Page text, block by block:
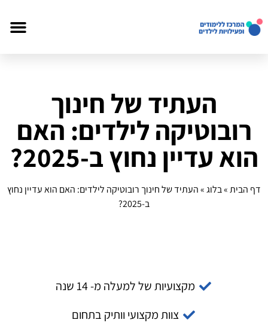
העתיד של חינוך
רובוטיקה לילדים: האם
הוא עדיין נחוץ ב-2025?
דף הבית»בלוג»העתיד של חינוך רובוטיקה לילדים: האם הוא עדיין נחוץ
ב-2025?
מקצועיות של למעלה מ- 14 שנה
צוות מקצועי וותיק בתחום